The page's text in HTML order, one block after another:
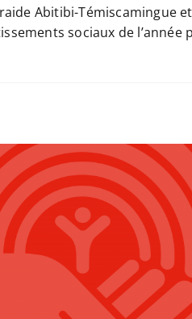
Abitibi-Témiscamingue
sociaux de